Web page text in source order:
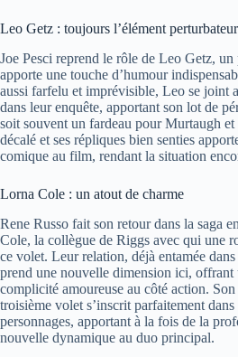
Leo Getz : toujours l’élément perturbateur
Joe Pesci reprend le rôle de Leo Getz, un
apporte une touche d’humour
aussi farfelu et imprévisible, Leo se joint
dans leur enquête, apportant son lot de
soit souvent un fardeau pour Murtaugh et
décalé et ses répliques bien senties
comique au film, rendant la situation
Lorna Cole : un atout de charme
Rene Russo fait son retour dans la saga
Cole, la collègue de Riggs avec qui une
ce volet. Leur relation, déjà entamée
prend une nouvelle dimension ici, offrant
complicité amoureuse au côté action.
troisième volet s’inscrit parfaitement
personnages, apportant à la fois de la
nouvelle dynamique au duo principal.